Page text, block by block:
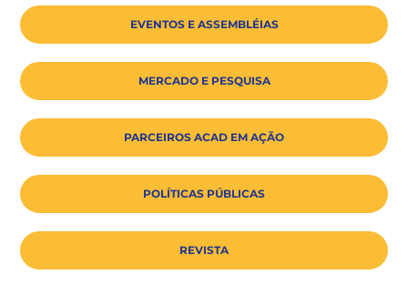
EVENTOS E ASSEMBLÉIAS
MERCADO E PESQUISA
PARCEIROS ACAD EM AÇÃO
POLÍTICAS PÚBLICAS
REVISTA